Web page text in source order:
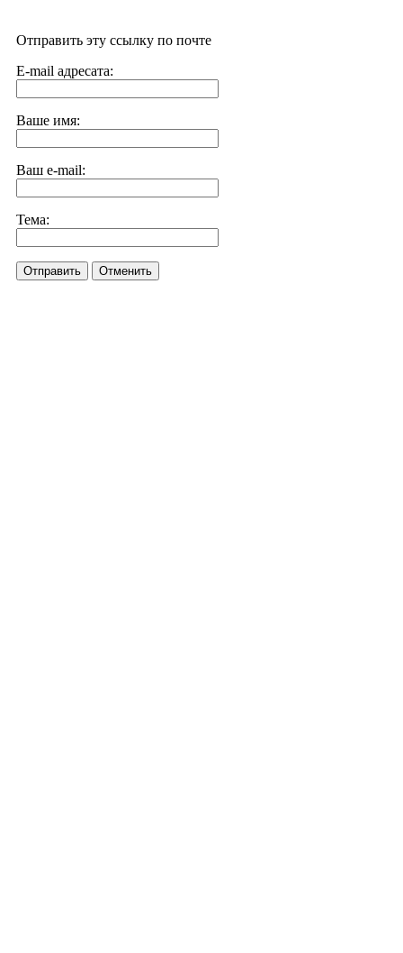
Отправить эту ссылку по почте
E-mail адресата:
Ваше имя:
Ваш e-mail:
Тема:
Отправить Отменить